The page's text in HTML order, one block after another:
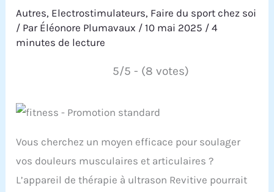
Autres, Electrostimulateurs, Faire du sport chez soi
/ Par Éléonore Plumavaux /10 mai 2025 /4
minutes de lecture
5/5 - (8 votes)
Vous cherchez un moyen efficace pour soulager
vos douleurs musculaires et articulaires ?
L’appareil de thérapie à ultrason Revitive pourrait